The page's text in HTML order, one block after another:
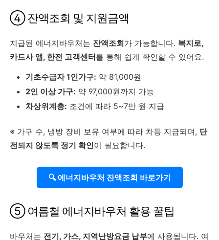
④ 잔액조회 및 지원금액
지급된 에너지바우처는 잔액조회가 가능합니다. 복지로,
카드사 앱, 한전 고객센터를 통해 쉽게 확인할 수 있어요.
기초수급자 1인가구: 약 81,000원
2인 이상 가구: 약 97,000원까지 가능
차상위계층: 조건에 따라 5~7만 원 지급
※ 가구 수, 냉방 장비 보유 여부에 따라 차등 지급되며, 단
전되지 않도록 정기 확인이 필요합니다.
🔍 에너지바우처 잔액조회 바로가기
⑤ 여름철 에너지바우처 활용 꿀팁
바우처는 전기, 가스, 지역난방요금 납부에 사용됩니다. 여